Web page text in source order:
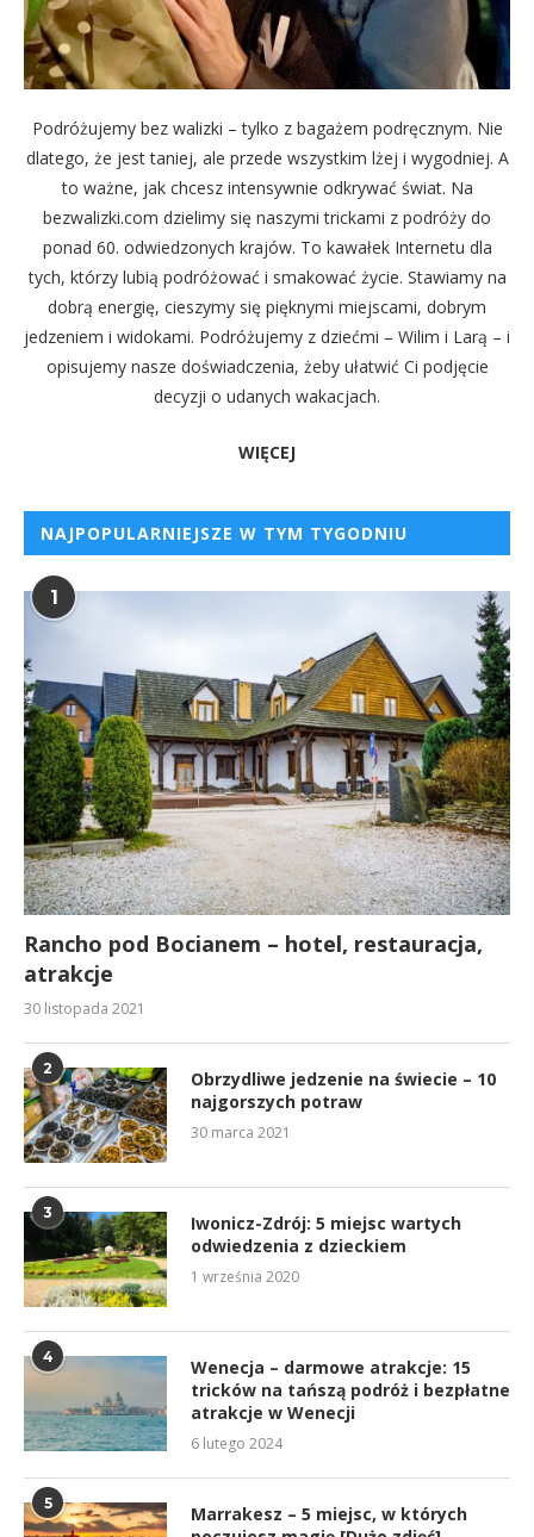
Podróżujemy bez walizki – tylko z bagażem podręcznym. Nie
dlatego, że jest taniej, ale przede wszystkim lżej i wygodniej. A
to ważne, jak chcesz intensywnie odkrywać świat. Na
bezwalizki.com dzielimy się naszymi trickami z podróży do
ponad 60. odwiedzonych krajów. To kawałek Internetu dla
tych, którzy lubią podróżować i smakować życie. Stawiamy na
dobrą energię, cieszymy się pięknymi miejscami, dobrym
jedzeniem i widokami. Podróżujemy z dziećmi – Wilim i Larą – i
opisujemy nasze doświadczenia, żeby ułatwić Ci podjęcie
decyzji o udanych wakacjach.
WIĘCEJ
NAJPOPULARNIEJSZE W TYM TYGODNIU
1
Rancho pod Bocianem – hotel, restauracja,
atrakcje
30 listopada 2021
2
Obrzydliwe jedzenie na świecie – 10
najgorszych potraw
30 marca 2021
3
Iwonicz-Zdrój: 5 miejsc wartych
odwiedzenia z dzieckiem
1 września 2020
4
Wenecja – darmowe atrakcje: 15
tricków na tańszą podróż i bezpłatne
atrakcje w Wenecji
6 lutego 2024
5
Marrakesz – 5 miejsc, w których